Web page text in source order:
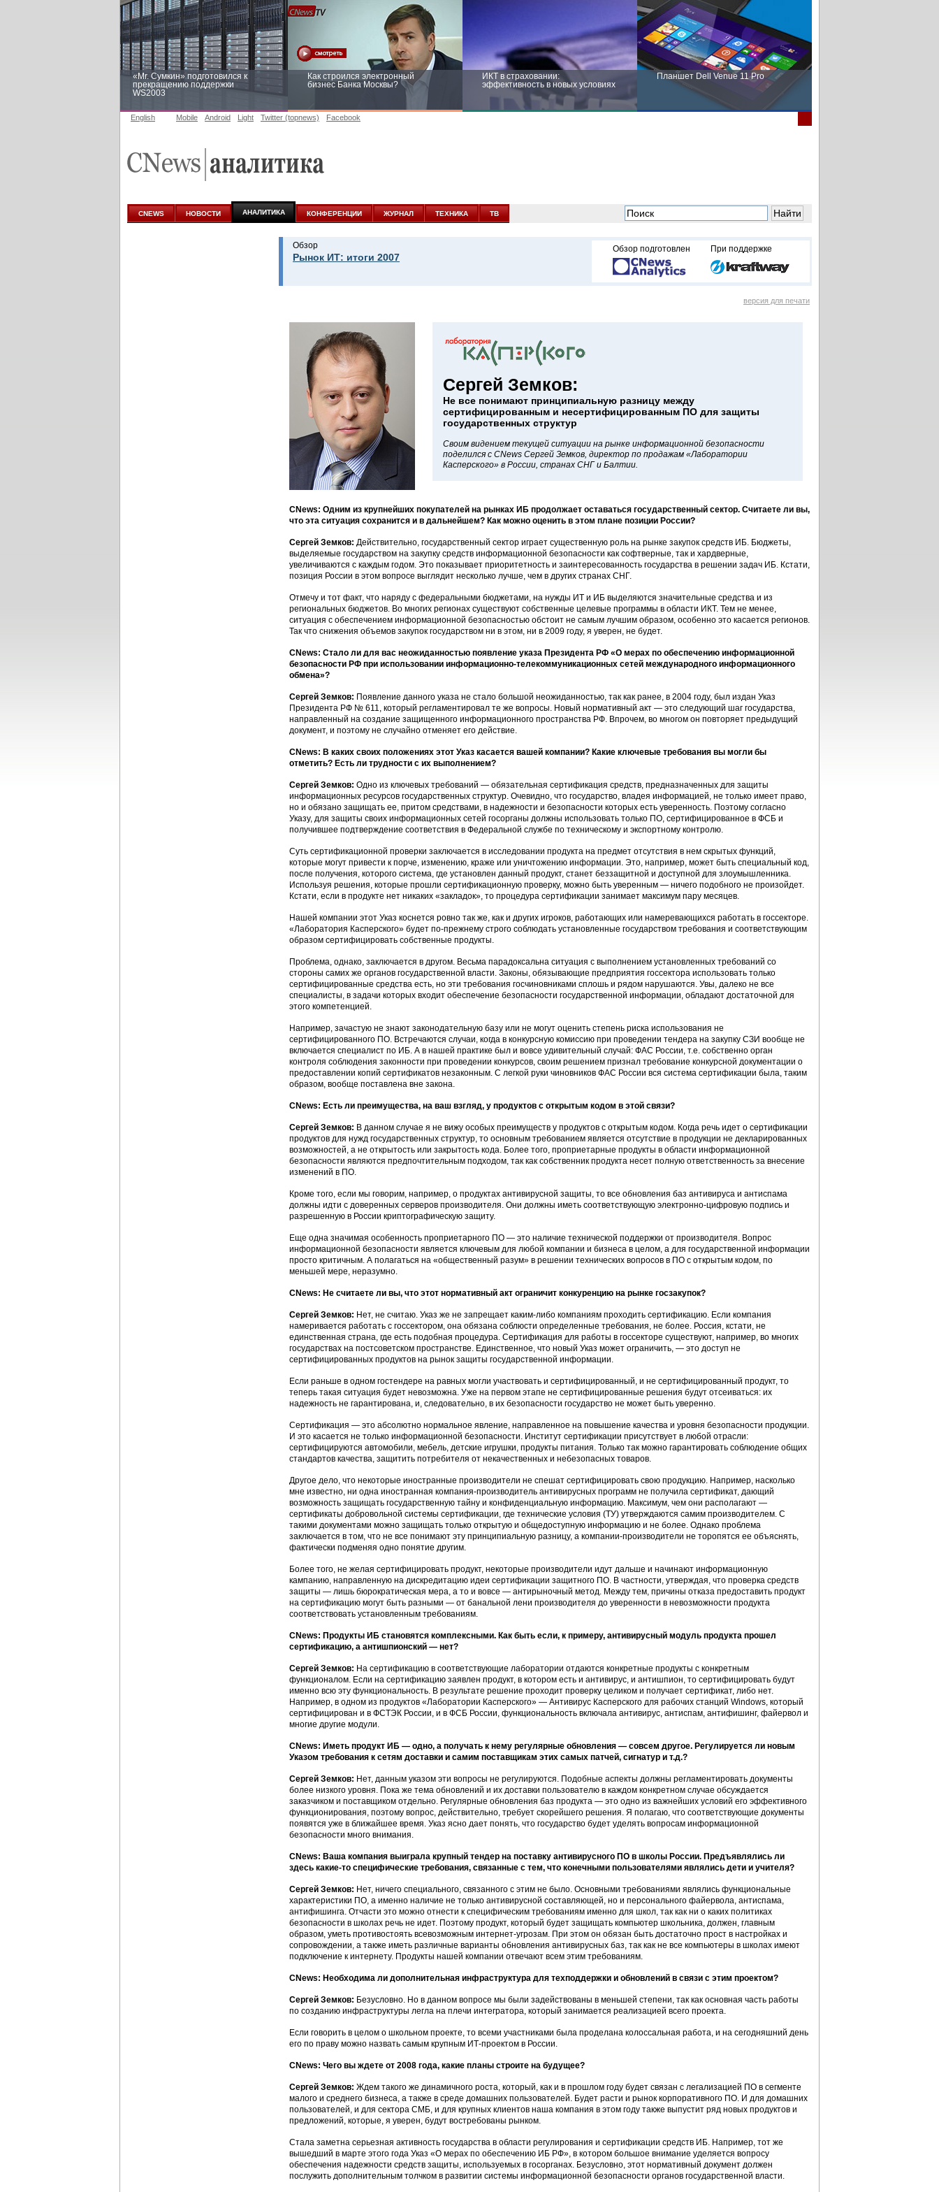
«Mr. Сумкин» подготовился к
прекращению поддержки
WS2003
Как строился электронный
бизнес Банка Москвы?
ИКТ в страховании:
эффективность в новых условиях
Планшет Dell Venue 11 Pro
аналитике
новых условиях
English Mobile Android Light Twitter (topnews) Facebook
CNEWS НОВОСТИ АНАЛИТИКА КОНФЕРЕНЦИИ ЖУРНАЛ ТЕХНИКА ТВ
Обзор
Рынок ИТ: итоги 2007
Обзор подготовлен При поддержке
версия для печати
Сергей Земков:
Не все понимают принципиальную разницу между
сертифицированным и несертифицированным ПО для защиты
государственных структур
Своим видением текущей ситуации на рынке информационной безопасности
поделился с CNews Сергей Земков, директор по продажам «Лаборатории
Касперского» в России, странах СНГ и Балтии.
CNews: Одним из крупнейших покупателей на рынках ИБ продолжает оставаться государственный сектор. Считаете ли вы,
что эта ситуация сохранится и в дальнейшем? Как можно оценить в этом плане позиции России?
Сергей Земков: Действительно, государственный сектор играет существенную роль на рынке закупок средств ИБ. Бюджеты,
выделяемые государством на закупку средств информационной безопасности как софтверные, так и хардверные,
увеличиваются с каждым годом. Это показывает приоритетность и заинтересованность государства в решении задач ИБ. Кстати,
позиция России в этом вопросе выглядит несколько лучше, чем в других странах СНГ.
Отмечу и тот факт, что наряду с федеральными бюджетами, на нужды ИТ и ИБ выделяются значительные средства и из
региональных бюджетов. Во многих регионах существуют собственные целевые программы в области ИКТ. Тем не менее,
ситуация с обеспечением информационной безопасностью обстоит не самым лучшим образом, особенно это касается регионов.
Так что снижения объемов закупок государством ни в этом, ни в 2009 году, я уверен, не будет.
CNews: Стало ли для вас неожиданностью появление указа Президента РФ «О мерах по обеспечению информационной
безопасности РФ при использовании информационно-телекоммуникационных сетей международного информационного
обмена»?
Сергей Земков: Появление данного указа не стало большой неожиданностью, так как ранее, в 2004 году, был издан Указ
Президента РФ № 611, который регламентировал те же вопросы. Новый нормативный акт — это следующий шаг государства,
направленный на создание защищенного информационного пространства РФ. Впрочем, во многом он повторяет предыдущий
документ, и поэтому не случайно отменяет его действие.
CNews: В каких своих положениях этот Указ касается вашей компании? Какие ключевые требования вы могли бы
отметить? Есть ли трудности с их выполнением?
Сергей Земков: Одно из ключевых требований — обязательная сертификация средств, предназначенных для защиты
информационных ресурсов государственных структур. Очевидно, что государство, владея информацией, не только имеет право,
но и обязано защищать ее, притом средствами, в надежности и безопасности которых есть уверенность. Поэтому согласно
Указу, для защиты своих информационных сетей госорганы должны использовать только ПО, сертифицированное в ФСБ и
получившее подтверждение соответствия в Федеральной службе по техническому и экспортному контролю.
Суть сертификационной проверки заключается в исследовании продукта на предмет отсутствия в нем скрытых функций,
которые могут привести к порче, изменению, краже или уничтожению информации. Это, например, может быть специальный код,
после получения, которого система, где установлен данный продукт, станет беззащитной и доступной для злоумышленника.
Используя решения, которые прошли сертификационную проверку, можно быть уверенным — ничего подобного не произойдет.
Кстати, если в продукте нет никаких «закладок», то процедура сертификации занимает максимум пару месяцев.
Нашей компании этот Указ коснется ровно так же, как и других игроков, работающих или намеревающихся работать в госсекторе.
«Лаборатория Касперского» будет по-прежнему строго соблюдать установленные государством требования и соответствующим
образом сертифицировать собственные продукты.
Проблема, однако, заключается в другом. Весьма парадоксальна ситуация с выполнением установленных требований со
стороны самих же органов государственной власти. Законы, обязывающие предприятия госсектора использовать только
сертифицированные средства есть, но эти требования госчиновниками сплошь и рядом нарушаются. Увы, далеко не все
специалисты, в задачи которых входит обеспечение безопасности государственной информации, обладают достаточной для
этого компетенцией.
Например, зачастую не знают законодательную базу или не могут оценить степень риска использования не
сертифицированного ПО. Встречаются случаи, когда в конкурсную комиссию при проведении тендера на закупку СЗИ вообще не
включается специалист по ИБ. А в нашей практике был и вовсе удивительный случай: ФАС России, т.е. собственно орган
контроля соблюдения законности при проведении конкурсов, своим решением признал требование конкурсной документации о
предоставлении копий сертификатов незаконным. С легкой руки чиновников ФАС России вся система сертификации была, таким
образом, вообще поставлена вне закона.
CNews: Есть ли преимущества, на ваш взгляд, у продуктов с открытым кодом в этой связи?
Сергей Земков: В данном случае я не вижу особых преимуществ у продуктов с открытым кодом. Когда речь идет о сертификации
продуктов для нужд государственных структур, то основным требованием является отсутствие в продукции не декларированных
возможностей, а не открытость или закрытость кода. Более того, проприетарные продукты в области информационной
безопасности являются предпочтительным подходом, так как собственник продукта несет полную ответственность за внесение
изменений в ПО.
Кроме того, если мы говорим, например, о продуктах антивирусной защиты, то все обновления баз антивируса и антиспама
должны идти с доверенных серверов производителя. Они должны иметь соответствующую электронно-цифровую подпись и
разрешенную в России криптографическую защиту.
Еще одна значимая особенность проприетарного ПО — это наличие технической поддержки от производителя. Вопрос
информационной безопасности является ключевым для любой компании и бизнеса в целом, а для государственной информации
просто критичным. А полагаться на «общественный разум» в решении технических вопросов в ПО с открытым кодом, по
меньшей мере, неразумно.
CNews: Не считаете ли вы, что этот нормативный акт ограничит конкуренцию на рынке госзакупок?
Сергей Земков: Нет, не считаю. Указ же не запрещает каким-либо компаниям проходить сертификацию. Если компания
намеривается работать с госсектором, она обязана соблюсти определенные требования, не более. Россия, кстати, не
единственная страна, где есть подобная процедура. Сертификация для работы в госсекторе существуют, например, во многих
государствах на постсоветском пространстве. Единственное, что новый Указ может ограничить, — это доступ не
сертифицированных продуктов на рынок защиты государственной информации.
Если раньше в одном гостендере на равных могли участвовать и сертифицированный, и не сертифицированный продукт, то
теперь такая ситуация будет невозможна. Уже на первом этапе не сертифицированные решения будут отсеиваться: их
надежность не гарантирована, и, следовательно, в их безопасности государство не может быть уверенно.
Сертификация — это абсолютно нормальное явление, направленное на повышение качества и уровня безопасности продукции.
И это касается не только информационной безопасности. Институт сертификации присутствует в любой отрасли:
сертифицируются автомобили, мебель, детские игрушки, продукты питания. Только так можно гарантировать соблюдение общих
стандартов качества, защитить потребителя от некачественных и небезопасных товаров.
Другое дело, что некоторые иностранные производители не спешат сертифицировать свою продукцию. Например, насколько
мне известно, ни одна иностранная компания-производитель антивирусных программ не получила сертификат, дающий
возможность защищать государственную тайну и конфиденциальную информацию. Максимум, чем они располагают —
сертификаты добровольной системы сертификации, где технические условия (ТУ) утверждаются самим производителем. С
такими документами можно защищать только открытую и общедоступную информацию и не более. Однако проблема
заключается в том, что не все понимают эту принципиальную разницу, а компании-производители не торопятся ее объяснять,
фактически подменяя одно понятие другим.
Более того, не желая сертифицировать продукт, некоторые производители идут дальше и начинают информационную
кампанию, направленную на дискредитацию идеи сертификации защитного ПО. В частности, утверждая, что проверка средств
защиты — лишь бюрократическая мера, а то и вовсе — антирыночный метод. Между тем, причины отказа предоставить продукт
на сертификацию могут быть разными — от банальной лени производителя до уверенности в невозможности продукта
соответствовать установленным требованиям.
CNews: Продукты ИБ становятся комплексными. Как быть если, к примеру, антивирусный модуль продукта прошел
сертификацию, а антишпионский — нет?
Сергей Земков: На сертификацию в соответствующие лаборатории отдаются конкретные продукты с конкретным
функционалом. Если на сертификацию заявлен продукт, в котором есть и антивирус, и антишпион, то сертифицировать будут
именно всю эту функциональность. В результате решение проходит проверку целиком и получает сертификат, либо нет.
Например, в одном из продуктов «Лаборатории Касперского» — Антивирус Касперского для рабочих станций Windows, который
сертифицирован и в ФСТЭК России, и в ФСБ России, функциональность включала антивирус, антиспам, антифишинг, файервол и
многие другие модули.
CNews: Иметь продукт ИБ — одно, а получать к нему регулярные обновления — совсем другое. Регулируется ли новым
Указом требования к сетям доставки и самим поставщикам этих самых патчей, сигнатур и т.д.?
Сергей Земков: Нет, данным указом эти вопросы не регулируются. Подобные аспекты должны регламентировать документы
более низкого уровня. Пока же тема обновлений и их доставки пользователю в каждом конкретном случае обсуждается
заказчиком и поставщиком отдельно. Регулярные обновления баз продукта — это одно из важнейших условий его эффективного
функционирования, поэтому вопрос, действительно, требует скорейшего решения. Я полагаю, что соответствующие документы
появятся уже в ближайшее время. Указ ясно дает понять, что государство будет уделять вопросам информационной
безопасности много внимания.
CNews: Ваша компания выиграла крупный тендер на поставку антивирусного ПО в школы России. Предъявлялись ли
здесь какие-то специфические требования, связанные с тем, что конечными пользователями являлись дети и учителя?
Сергей Земков: Нет, ничего специального, связанного с этим не было. Основными требованиями являлись функциональные
характеристики ПО, а именно наличие не только антивирусной составляющей, но и персонального файервола, антиспама,
антифишинга. Отчасти это можно отнести к специфическим требованиям именно для школ, так как ни о каких политиках
безопасности в школах речь не идет. Поэтому продукт, который будет защищать компьютер школьника, должен, главным
образом, уметь противостоять всевозможным интернет-угрозам. При этом он обязан быть достаточно прост в настройках и
сопровождении, а также иметь различные варианты обновления антивирусных баз, так как не все компьютеры в школах имеют
подключение к интернету. Продукты нашей компании отвечают всем этим требованиям.
CNews: Необходима ли дополнительная инфраструктура для техподдержки и обновлений в связи с этим проектом?
Сергей Земков: Безусловно. Но в данном вопросе мы были задействованы в меньшей степени, так как основная часть работы
по созданию инфраструктуры легла на плечи интегратора, который занимается реализацией всего проекта.
Если говорить в целом о школьном проекте, то всеми участниками была проделана колоссальная работа, и на сегодняшний день
его по праву можно назвать самым крупным ИТ-проектом в России.
CNews: Чего вы ждете от 2008 года, какие планы строите на будущее?
Сергей Земков: Ждем такого же динамичного роста, который, как и в прошлом году будет связан с легализацией ПО в сегменте
малого и среднего бизнеса, а также в среде домашних пользователей. Будет расти и рынок корпоративного ПО. И для домашних
пользователей, и для сектора СМБ, и для крупных клиентов наша компания в этом году также выпустит ряд новых продуктов и
предложений, которые, я уверен, будут востребованы рынком.
Стала заметна серьезная активность государства в области регулирования и сертификации средств ИБ. Например, тот же
вышедший в марте этого года Указ «О мерах по обеспечению ИБ РФ», в котором большое внимание уделяется вопросу
обеспечения надежности средств защиты, используемых в госорганах. Безусловно, этот нормативный документ должен
послужить дополнительным толчком в развитии системы информационной безопасности органов государственной власти.